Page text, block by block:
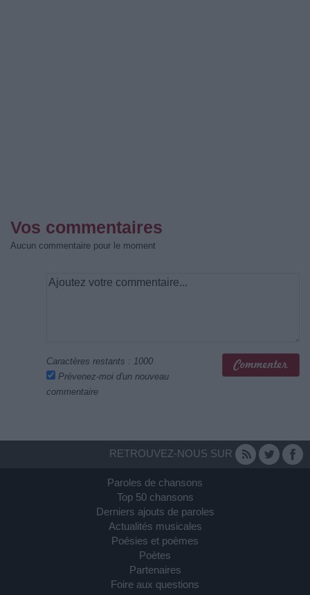
Vos commentaires
Aucun commentaire pour le moment
Caractères restants : 1000
Prévenez-moi d'un nouveau
commentaire
RETROUVEZ-NOUS SUR
Paroles de chansons
Top 50 chansons
Derniers ajouts de paroles
Actualités musicales
Poésies et poèmes
Poètes
Partenaires
Foire aux questions